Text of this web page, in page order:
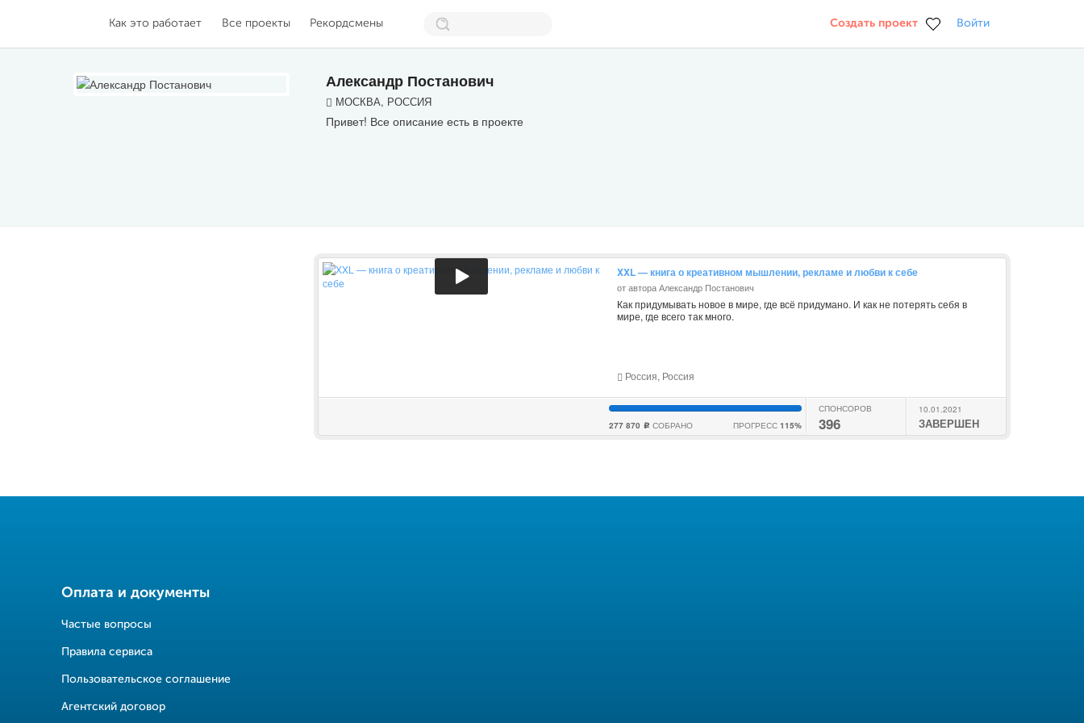
Как это работает Все проекты Рекордсмены Создать проект Войти
Александр Постанович
МОСКВА, РОССИЯ
Привет! Все описание есть в проекте
XXL — книга о креативном мышлении, рекламе и любви к себе
от автора Александр Постанович
Как придумывать новое в мире, где всё придумано. И как не потерять себя в
мире, где всего так много.
Россия, Россия
277 870 c СОБРАНО ПРОГРЕСС 115%
СПОНСОРОВ
396
10.01.2021
ЗАВЕРШЕН
Оплата и документы
Частые вопросы
Правила сервиса
Пользовательское соглашение
Агентский договор